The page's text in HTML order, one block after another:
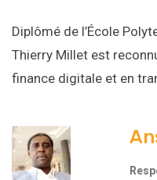
Diplômé de l’École
Thierry Millet est
finance digitale et en